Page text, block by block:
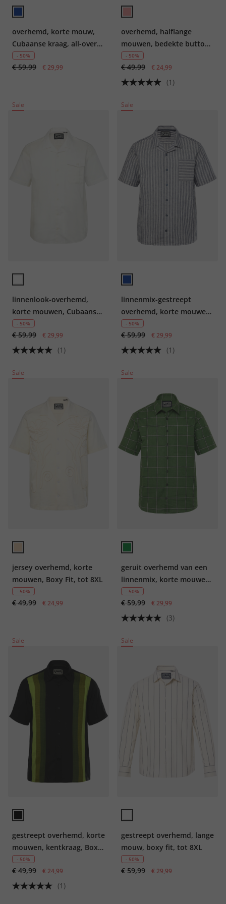
overhemd, korte mouw,
Cubaanse kraag, all-over
print, Cuba fit, tot 8XL
- 50%
€ 59,99 € 29,99
overhemd, halflange
mouwen, bedekte button-
down kraag, all-overprint,
boxy fit, tot 8XL
- 50%
€ 49,99 € 24,99
(1)
Sale
linnenlook-overhemd,
korte mouwen, Cubaanse
kraag, boxy fit, tot 8XL
- 50%
€ 59,99 € 29,99
(1)
Sale
linnenmix-gestreept
overhemd, korte mouwen,
Cubaanse kraag, boxy fit,
tot 8XL
- 50%
€ 59,99 € 29,99
(1)
Sale
jersey overhemd, korte
mouwen, Boxy Fit, tot 8XL
- 50%
€ 49,99 € 24,99
Sale
geruit overhemd van een
linnenmix, korte mouwen,
kentkraag, Boxy Fit, tot
8XL
- 50%
€ 59,99 € 29,99
(3)
Sale
gestreept overhemd, korte
mouwen, kentkraag, Boxy
Fit, tot 8XL
- 50%
€ 49,99 € 24,99
(1)
Sale
gestreept overhemd, lange
mouw, boxy fit, tot 8XL
- 50%
€ 59,99 € 29,99